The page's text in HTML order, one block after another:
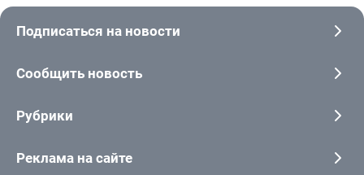
Подписаться на новости
Сообщить новость
Рубрики
Реклама на сайте